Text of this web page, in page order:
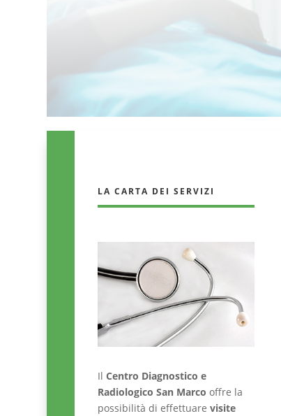
LA CARTA DEI SERVIZI
Il Centro Diagnostico e
Radiologico San Marco offre la
possibilità di effettuare visite